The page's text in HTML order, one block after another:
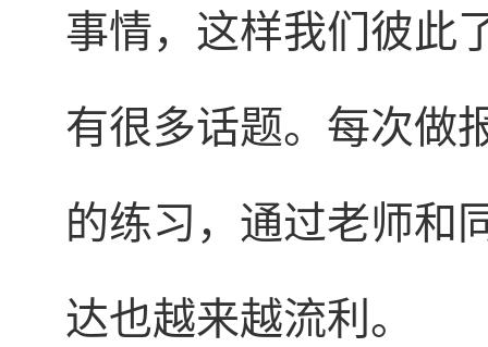
事情，这样我们彼此
有很多话题。每次做
的练习，通过老师和
达也越来越流利。